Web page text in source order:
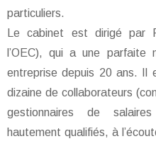
particuliers.
Le cabinet est dirigé par
l’OEC), qui a une parfaite
entreprise depuis 20 ans. Il
dizaine de collaborateurs
gestionnaires de
hautement qualifiés, à